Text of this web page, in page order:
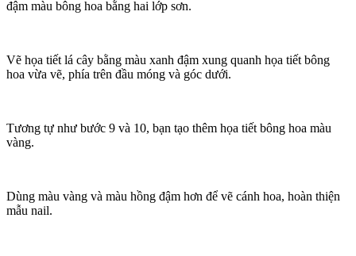
đậm màu bông hoa bằng hai lớp sơn.
Vẽ họa tiết lá cây bằng màu xanh đậm xung quanh họa tiết bông
hoa vừa vẽ, phía trên đầu móng và góc dưới.
Tương tự như bước 9 và 10, bạn tạo thêm họa tiết bông hoa màu
vàng.
Dùng màu vàng và màu hồng đậm hơn để vẽ cánh hoa, hoàn thiện
mẫu nail.